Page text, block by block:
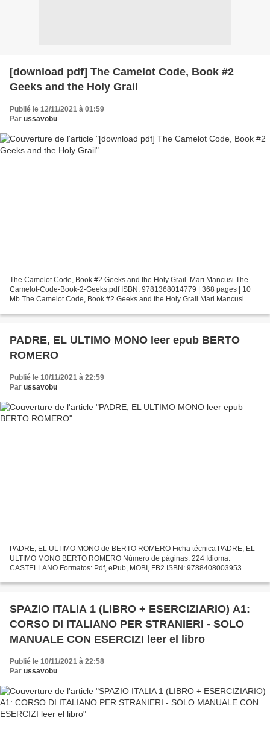
[download pdf] The Camelot Code, Book #2
Geeks and the Holy Grail
Publié le 12/11/2021 à 01:59
Par ussavobu
The Camelot Code, Book #2 Geeks and the Holy Grail. Mari Mancusi The-
Camelot-Code-Book-2-Geeks.pdf ISBN: 9781368014779 | 368 pages | 10
Mb The Camelot Code, Book #2 Geeks and the Holy Grail Mari Mancusi
PADRE, EL ULTIMO MONO leer epub BERTO
ROMERO
Publié le 10/11/2021 à 22:59
Par ussavobu
PADRE, EL ULTIMO MONO de BERTO ROMERO Ficha técnica PADRE, EL
ULTIMO MONO BERTO ROMERO Número de páginas: 224 Idioma:
CASTELLANO Formatos: Pdf, ePub, MOBI, FB2 ISBN: 9788408003953
SPAZIO ITALIA 1 (LIBRO + ESERCIZIARIO) A1:
CORSO DI ITALIANO PER STRANIERI - SOLO
MANUALE CON ESERCIZI leer el libro
Publié le 10/11/2021 à 22:58
Par ussavobu